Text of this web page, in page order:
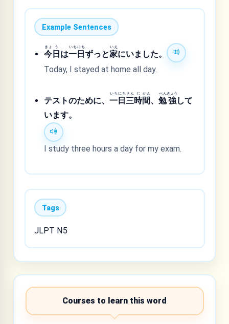
Example Sentences
今
きょ
日
う
は一
いち
日
にち
ずっと家
いえ
にいました。
Today, I stayed at home all day.
テストのために、一
いち
日
にち
三
さん
時
じ
間
かん
、勉
べん
強
きょう
して
います。
I study three hours a day for my exam.
Tags
JLPT N5
Courses to learn this word